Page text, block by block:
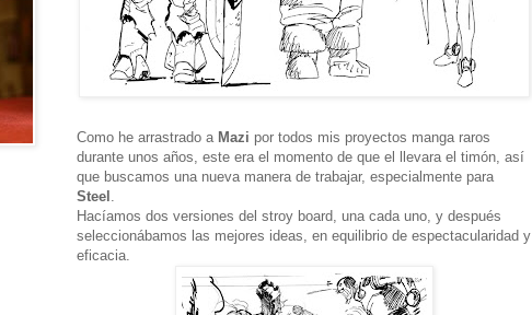
Como he arrastrado a Mazi por todos mis proyectos manga raros
durante unos años, este era el momento de que el llevara el timón, así
que buscamos una nueva manera de trabajar, especialmente para
Steel .
Hacíamos dos versiones del stroy board, una cada uno, y después
seleccionábamos las mejores ideas, en equilibrio de espectacularidad y
eficacia.